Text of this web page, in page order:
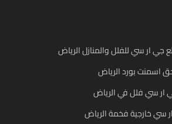
ار سي للفلل والمنازل الرياض
اسمنت بورد الرياض
ار سي فلل في الرياض
سي خارجية فخمة الرياض